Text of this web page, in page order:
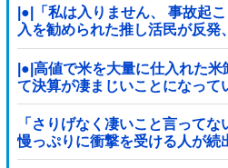
|●|「私は入りません、 事故起
入を勧められた推し活民が反発
故起こしたとして……
|●|高値で米を大量に仕入れた
て決算が凄まじいことになって
「さりげなく凄いこと言って
慢っぷりに衝撃を受ける人が続
財務省が……